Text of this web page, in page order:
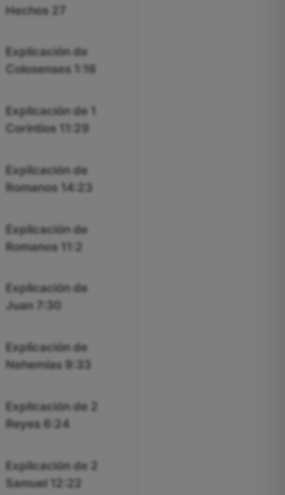
Hechos 27
Explicación de
Colosenses 1:16
Explicación de 1
Corintios 11:29
Explicación de
Romanos 14:23
Explicación de
Romanos 11:2
Explicación de
Juan 7:30
Explicación de
Nehemías 9:33
Explicación de 2
Reyes 6:24
Explicación de 2
Samuel 12:22